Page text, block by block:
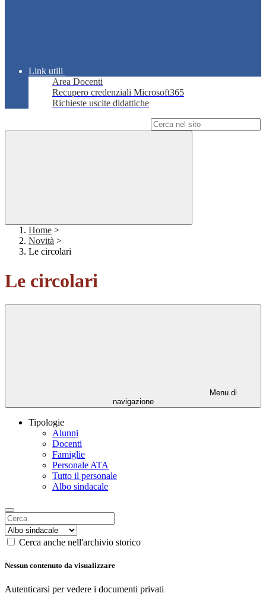
Link utili
Area Docenti
Recupero credenziali Microsoft365
Richieste uscite didattiche
Home >
Novità >
Le circolari
Le circolari
Menu di
navigazione
Tipologie
Alunni
Docenti
Famiglie
Personale ATA
Tutto il personale
Albo sindacale
Cerca anche nell'archivio storico
Nessun contenuto da visualizzare
Autenticarsi per vedere i documenti privati